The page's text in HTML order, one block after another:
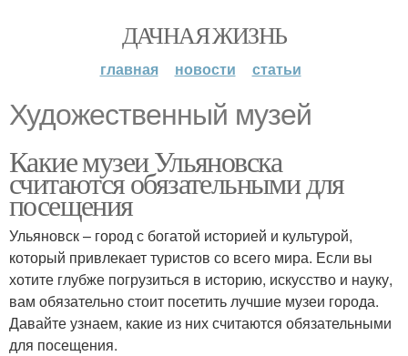
ДАЧНАЯ ЖИЗНЬ
главная новости статьи
Художественный музей
Какие музеи Ульяновска
считаются обязательными для
посещения
Ульяновск – город с богатой историей и культурой,
который привлекает туристов со всего мира. Если вы
хотите глубже погрузиться в историю, искусство и науку,
вам обязательно стоит посетить лучшие музеи города.
Давайте узнаем, какие из них считаются обязательными
для посещения.